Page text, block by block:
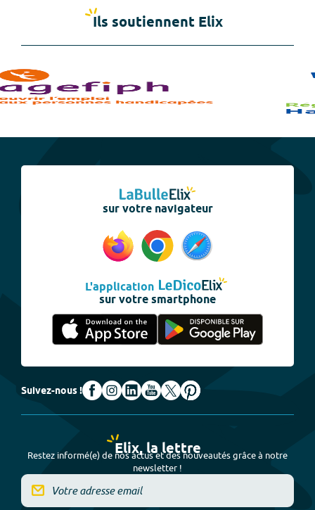
Ils soutiennent Elix
sur votre navigateur
L'application
sur votre smartphone
Suivez-nous !
Elix, la lettre
Restez informé(e) de nos actus et des nouveautés grâce à notre
newsletter !